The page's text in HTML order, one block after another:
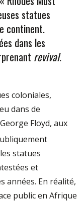
statues
continent.
dans les
revival.
coloniales,
dans de
Floyd, aux
statues
et
années. En réalité,
public en Afrique